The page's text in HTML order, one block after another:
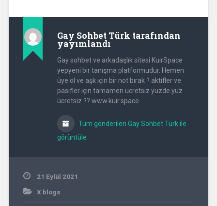
Gay Sohbet Türk tarafından
yayımlandı
Gay sohbet ve arkadaşlık sitesi KuirSpace
yepyeni bir tanışma platformudur. Hemen
üye ol ve aşk için bir not bırak ? aktifler ve
pasifler için tamamen ücretsiz yüzde yüz
ücretsiz ?? www.kuir.space
Tüm gönderileri Gay Sohbet Türk ile
görüntüle
21 Eylül 2021
X blogs